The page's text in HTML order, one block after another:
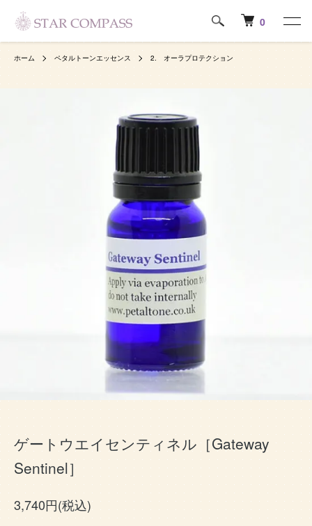
0
ホーム ペタルトーンエッセンス 2. オーラプロテクション
ゲートウエイセンティネル［Gateway
Sentinel］
3,740円(税込)